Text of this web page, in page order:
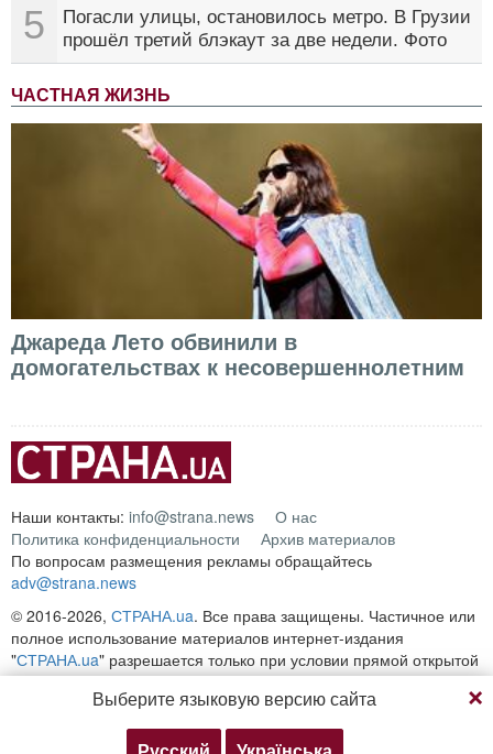
5
Погасли улицы, остановилось метро. В Грузии
прошёл третий блэкаут за две недели. Фото
ЧАСТНАЯ ЖИЗНЬ
Джареда Лето обвинили в
домогательствах к несовершеннолетним
Наши контакты: info@strana.news
О нас
Политика конфиденциальности
Архив материалов
По вопросам размещения рекламы обращайтесь
adv@strana.news
© 2016-2026, СТРАНА.ua. Все права защищены. Частичное или
полное использование материалов интернет-издания
"СТРАНА.ua" разрешается только при условии прямой открытой
для поисковых систем гиперссылки на непосредственный адрес
материала на сайтеstrana.ua
Любое копирование, публикация, перепечатка или
воспроизведение информации, содержащей ссылку на
Выберите языковую версию сайта